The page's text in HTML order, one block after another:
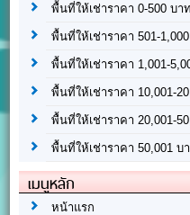
พื้นที่ให้เช่าราคา 0-500 บาท
พื้นที่ให้เช่าราคา 501-
พื้นที่ให้เช่าราคา 1,001-
พื้นที่ให้เช่าราคา 10,001-
พื้นที่ให้เช่าราคา 20,001-
พื้นที่ให้เช่าราคา 50,001 บ
เมนูหลัก
หน้าแรก